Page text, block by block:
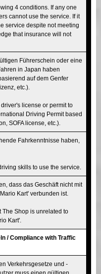
4 conditions. If any one
cannot use the service. If it
service despite not meeting
that insurance will not
Führerschein oder eine
in Japan haben
auf dem Genfer
etc.).
license or permit to
Driving Permit based
SOFA license, etc.).
Fahrkenntnisse haben,
skills to use the service.
dass das Geschäft nicht mit
Kart' verbunden ist.
The Shop is unrelated to
Kart'.
/ Compliance with Traffic
Verkehrsgesetze und -